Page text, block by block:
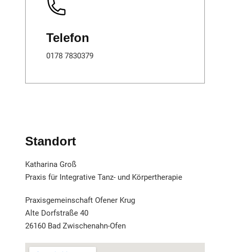
Telefon
0178 7830379
Standort
Katharina Groß
Praxis für Integrative Tanz- und Körpertherapie
Praxisgemeinschaft Ofener Krug
Alte Dorfstraße 40
26160 Bad Zwischenahn-Ofen